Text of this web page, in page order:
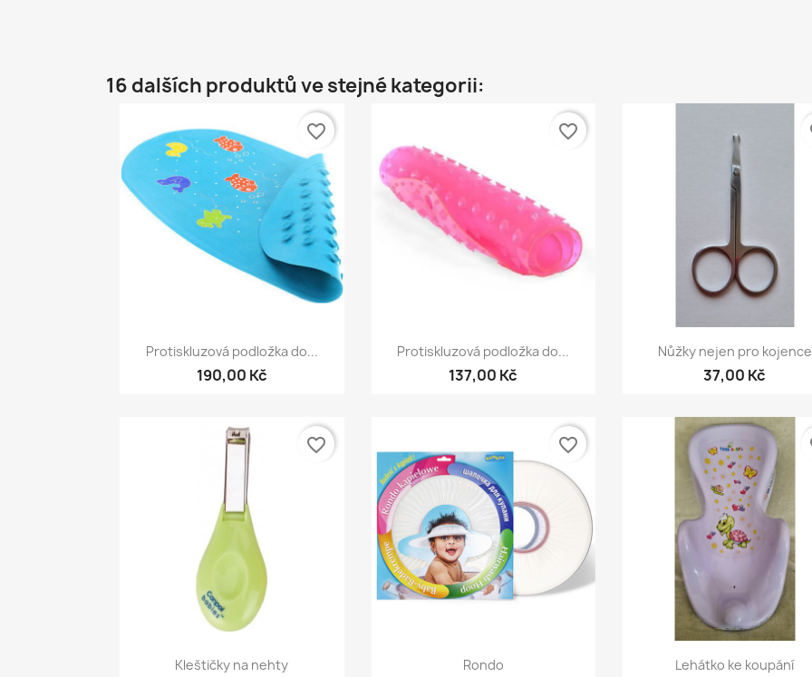
16 dalších produktů ve stejné kategorii:
Rychlý náhled
Protiskluzová podložka do...
190,00 Kč
favorite_border
Rychlý náhled
Protiskluzová podložka do...
137,00 Kč
favorite_border
Rychlý náhled
Nůžky nejen pro kojence
37,00 Kč
Rychlý náhled
Kleštičky na nehty
favorite_border
Rychlý náhled
Rondo
favorite_border
Rychlý náhled
Lehátko ke koupání